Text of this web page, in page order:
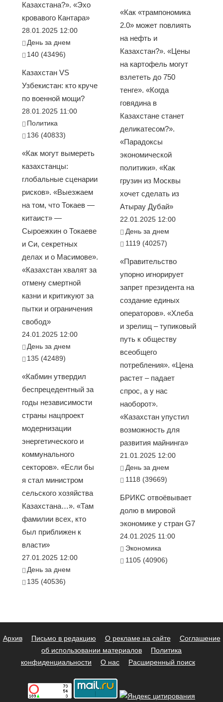
Казахстана?». «Эхо
кровавого Кантара»
28.01.2025 12:00
День за днем
140 (43496)
Казахстан VS
Узбекистан: кто круче
по военной мощи?
28.01.2025 11:00
Политика
136 (40833)
«Как могут вымереть
казахстанцы:
глобальные сценарии
рисков». «Выезжаем
на том, что Токаев —
китаист» —
Сыроежкин о Токаеве
и Си, секретных
делах и о Масимове».
«Казахстан хвалят за
отмену смертной
казни и критикуют за
пытки и ограничения
свобод»
24.01.2025 12:00
День за днем
135 (42489)
«Кабмин утвердил
беспрецедентный за
годы независимости
страны нацпроект
модернизации
энергетического и
коммунального
секторов». «Если бы
я стал министром
сельского хозяйства
Казахстана…». «Там
фамилии всех, кто
был приближен к
власти»
27.01.2025 12:00
День за днем
135 (40536)
«Как «трампономика
2.0» может повлиять
на нефть и
Казахстан?». «Цены
на картофель могут
взлететь до 750
тенге». «Когда
говядина в
Казахстане станет
деликатесом?».
«Парадоксы
экономической
политики». «Как
грузин из Москвы
хочет сделать из
Атырау Дубай»
22.01.2025 12:00
День за днем
1119 (40257)
«Правительство
упорно игнорирует
запрет президента на
создание единых
операторов». «Хлеба
и зрелищ – тупиковый
путь к обществу
всеобщего
потребления». «Цена
растет – падает
спрос, а у нас
наоборот».
«Казахстан упустил
возможность для
развития майнинга»
21.01.2025 12:00
День за днем
1118 (39669)
БРИКС отвоёвывает
долю в мировой
экономике у стран G7
24.01.2025 11:00
Экономика
1105 (40906)
Архив Письмо в редакцию О рекламе на сайте
Соглашение
об использовании материалов
Политика
конфиденциальности
О нас Расширенный поиск